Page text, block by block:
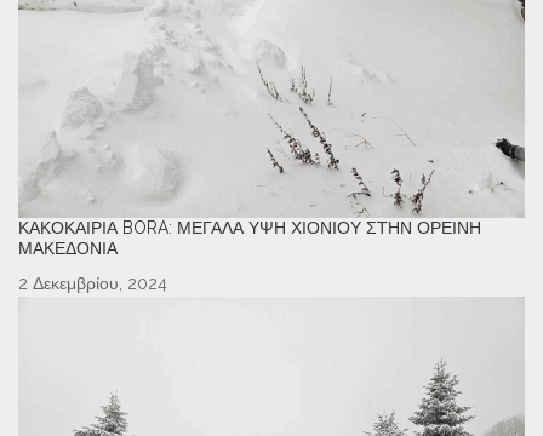
ΚΑΚΟΚΑΙΡΊΑ BORA: ΜΕΓΆΛΑ ΎΨΗ ΧΙΟΝΙΟΎ ΣΤΗΝ ΟΡΕΙΝΉ
ΜΑΚΕΔΟΝΊΑ
2 Δεκεμβρίου, 2024